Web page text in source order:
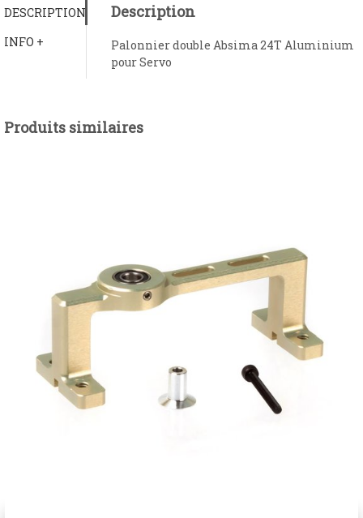
DESCRIPTION
INFO +
Description
Palonnier double Absima 24T Aluminium
pour Servo
Produits similaires